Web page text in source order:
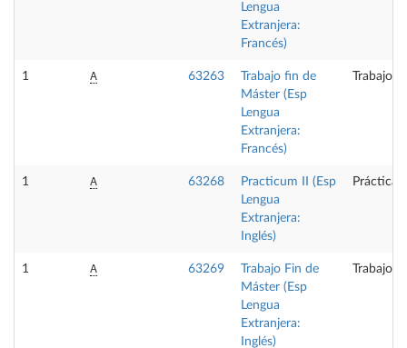
Lengua
Extranjera:
Francés)
1 A 63263
Trabajo fin de
Máster (Esp
Lengua
Extranjera:
Francés)
Trabajo
1 A 63268
Practicum II (Esp
Lengua
Extranjera:
Inglés)
1 A 63269
Trabajo Fin de
Máster (Esp
Lengua
Extranjera:
Inglés)
Trabajo